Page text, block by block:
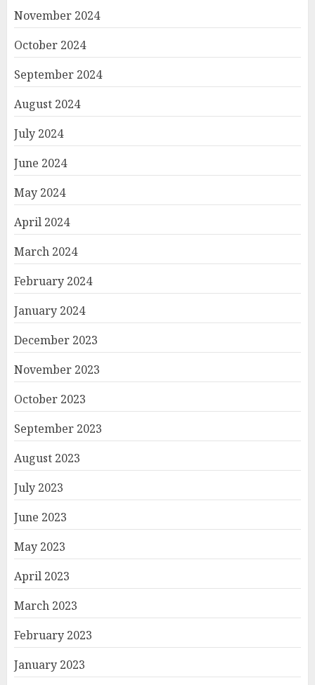
November 2024
October 2024
September 2024
August 2024
July 2024
June 2024
May 2024
April 2024
March 2024
February 2024
January 2024
December 2023
November 2023
October 2023
September 2023
August 2023
July 2023
June 2023
May 2023
April 2023
March 2023
February 2023
January 2023